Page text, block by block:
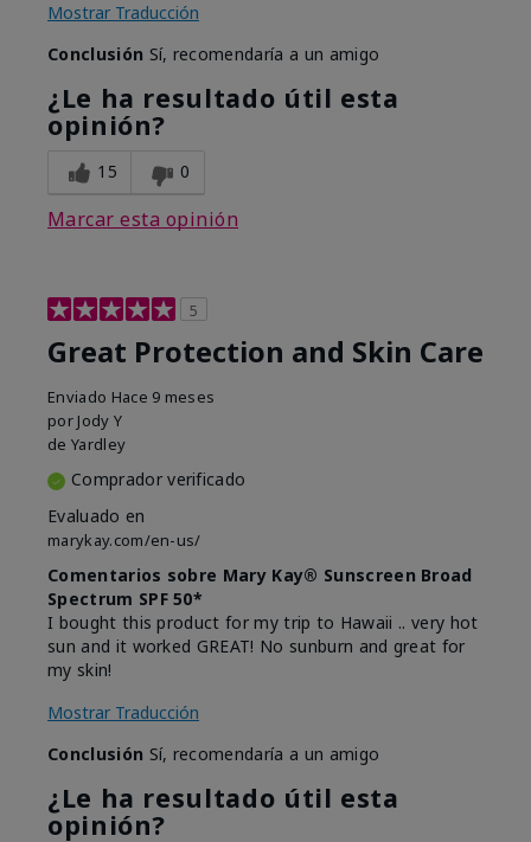
Mostrar Traducción
Conclusión Sí, recomendaría a un amigo
¿Le ha resultado útil esta
opinión?
15 0
Marcar esta opinión
5
Great Protection and Skin Care
Enviado Hace 9 meses
por Jody Y
de Yardley
Comprador verificado
Evaluado en
marykay.com/en-us/
Comentarios sobre Mary Kay® Sunscreen Broad
Spectrum SPF 50*
I bought this product for my trip to Hawaii .. very hot
sun and it worked GREAT! No sunburn and great for
my skin!
Mostrar Traducción
Conclusión Sí, recomendaría a un amigo
¿Le ha resultado útil esta
opinión?